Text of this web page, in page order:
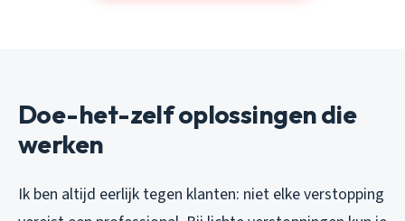
Doe-het-zelf oplossingen die
werken
Ik ben altijd eerlijk tegen klanten: niet elke verstopping